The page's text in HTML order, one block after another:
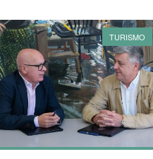
TURISMO